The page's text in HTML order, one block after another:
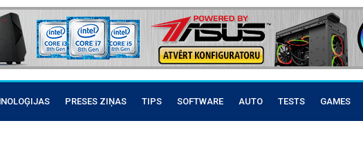
PRESES ZIŅAS TIPS SOFTWARE AUTO TESTS GAMES